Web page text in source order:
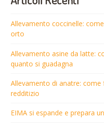
Allevamento coccinelle:
orto
Allevamento asine da latte:
quanto si guadagna
Allevamento di anatre:
redditizio
EIMA si espande e prepara